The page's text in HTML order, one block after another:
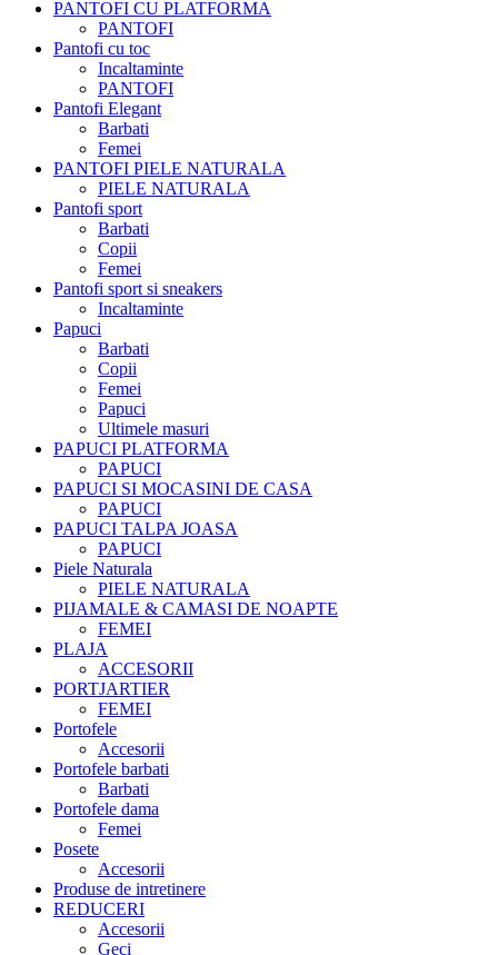
PANTOFI CU PLATFORMA
PANTOFI
Pantofi cu toc
Incaltaminte
PANTOFI
Pantofi Elegant
Barbati
Femei
PANTOFI PIELE NATURALA
PIELE NATURALA
Pantofi sport
Barbati
Copii
Femei
Pantofi sport si sneakers
Incaltaminte
Papuci
Barbati
Copii
Femei
Papuci
Ultimele masuri
PAPUCI PLATFORMA
PAPUCI
PAPUCI SI MOCASINI DE CASA
PAPUCI
PAPUCI TALPA JOASA
PAPUCI
Piele Naturala
PIELE NATURALA
PIJAMALE & CAMASI DE NOAPTE
FEMEI
PLAJA
ACCESORII
PORTJARTIER
FEMEI
Portofele
Accesorii
Portofele barbati
Barbati
Portofele dama
Femei
Posete
Accesorii
Produse de intretinere
REDUCERI
Accesorii
Geci